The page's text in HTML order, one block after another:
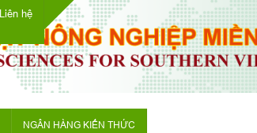
Liên hệ
NGÂN HÀNG KIẾN THỨC